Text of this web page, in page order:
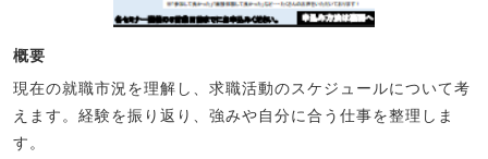
概要
現在の就職市況を理解し、求職活動のスケジュールについて考
えます。経験を振り返り、強みや自分に合う仕事を整理しま
す。